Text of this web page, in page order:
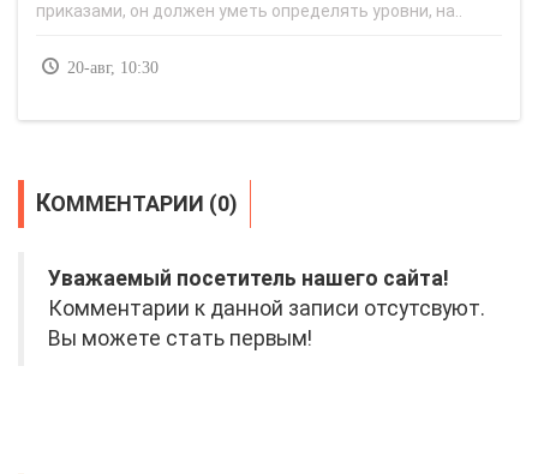
приказами, он должен уметь определять уровни, на..
20-авг, 10:30
КОММЕНТАРИИ (0)
Уважаемый посетитель нашего сайта!
Комментарии к данной записи отсутсвуют.
Вы можете стать первым!